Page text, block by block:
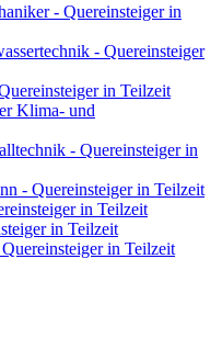
- Quereinsteiger in
- Quereinsteiger
in Teilzeit
Klima- und
- Quereinsteiger in
- Quereinsteiger in Teilzeit
in Teilzeit
in Teilzeit
in Teilzeit